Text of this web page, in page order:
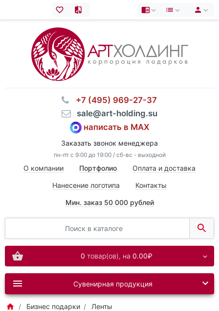
⠀+7 (495) 969-27-37
⠀sale@art-holding.su
написать в MAX
Заказать звонок менеджера
пн-пт с 9:00 до 19:00 / сб-вс - выходной
О компании Портфолио Оплата и доставка
Нанесение логотипа Контакты
Мин. заказ 50 000 рублей
0 товар(ов), на 0.00₽
Сувенирная продукция
Бизнес подарки
Ленты